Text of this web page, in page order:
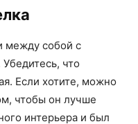
между собой с
что
Если хотите, можно
чтобы он лучше
интерьера и был